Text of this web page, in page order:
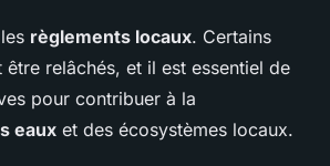
règlements locaux. Certains
relâchés, et il est essentiel de
pour contribuer à la
eaux et des écosystèmes locaux.